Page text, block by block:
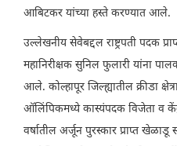
आबिटकर यांच्या हस्ते करण्यात आले.
उल्लेखनीय सेवेबद्दल राष्ट्रपती पदक
महानिरीक्षक सुनिल फुलारी यांना
आले. कोल्हापूर जिल्ह्यातील क्रीडा
ऑलिंपिकमध्ये कास्यंपदक विजेता व
वर्षातील अर्जून पुरस्कार प्राप्त